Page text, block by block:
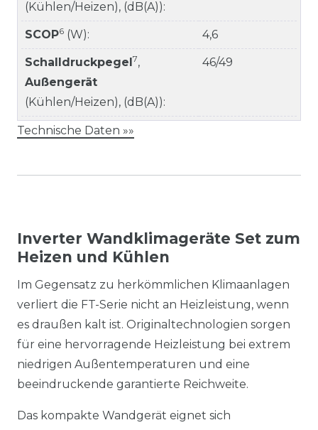
(Kühlen/Heizen), (dB(A)):
SCOP6 (W): 4,6
Schalldruckpegel 7,
Außengerät
(Kühlen/Heizen), (dB(A)):
46/49
Technische Daten »»
Inverter Wandklimageräte Set zum
Heizen und Kühlen
Im Gegensatz zu herkömmlichen Klimaanlagen
verliert die FT-Serie nicht an Heizleistung, wenn
es draußen kalt ist. Originaltechnologien sorgen
für eine hervorragende Heizleistung bei extrem
niedrigen Außentemperaturen und eine
beeindruckende garantierte Reichweite.
Das kompakte Wandgerät eignet sich